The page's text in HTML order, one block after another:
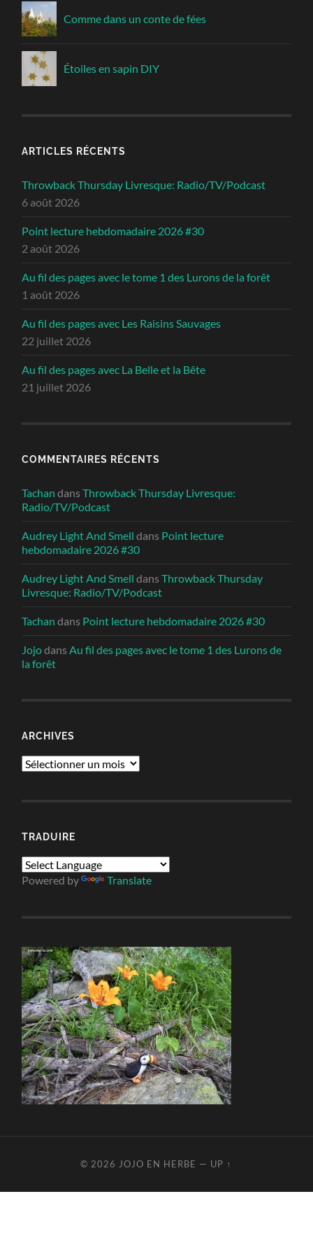
Comme dans un conte de fées
Étoiles en sapin DIY
ARTICLES RÉCENTS
Throwback Thursday Livresque: Radio/TV/Podcast
6 août 2026
Point lecture hebdomadaire 2026 #30
2 août 2026
Au fil des pages avec le tome 1 des Lurons de la forêt
1 août 2026
Au fil des pages avec Les Raisins Sauvages
22 juillet 2026
Au fil des pages avec La Belle et la Bête
21 juillet 2026
COMMENTAIRES RÉCENTS
Tachan dansThrowback Thursday Livresque:
Radio/TV/Podcast
Audrey Light And Smell dans Point lecture
hebdomadaire 2026 #30
Audrey Light And Smell dansThrowback Thursday
Livresque: Radio/TV/Podcast
Tachan dans Point lecture hebdomadaire 2026 #30
JojodansAu fil des pages avec le tome 1 des Lurons de
la forêt
ARCHIVES
Archives
TRADUIRE
Powered by Translate
© 2026 JOJO EN HERBE — UP ↑